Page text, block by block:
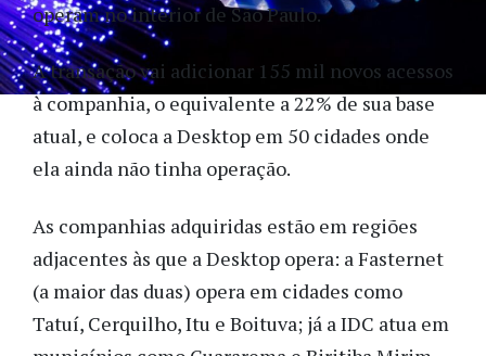
operam no interior de São Paulo.
A transação vai adicionar 155 mil novos acessos
à companhia, o equivalente a 22% de sua base
atual, e coloca a Desktop em 50 cidades onde
ela ainda não tinha operação.
As companhias adquiridas estão em regiões
adjacentes às que a Desktop opera: a Fasternet
(a maior das duas) opera em cidades como
Tatuí, Cerquilho, Itu e Boituva; já a IDC atua em